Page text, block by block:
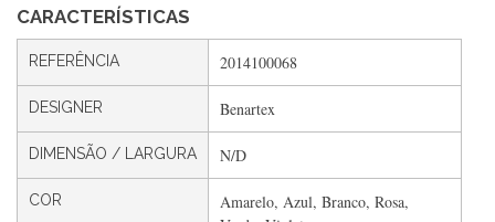
CARACTERÍSTICAS
REFERÊNCIA 2014100068
DESIGNER Benartex
DIMENSÃO / LARGURA N/D
COR
Amarelo, Azul, Branco, Rosa,
Silvia André
Gostei ,Serviço bastante rápido. recomendo
Filipa Freire
Rápido, atendimento 5*. Hoje chegará a segunda encomenda